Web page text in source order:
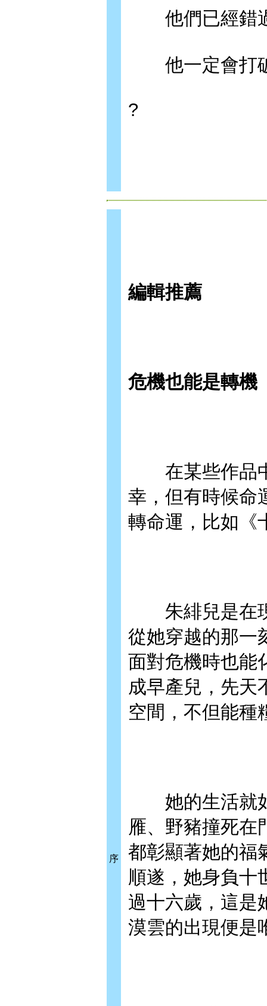
他們已經錯過
他一定會打
?
序
編輯推薦
危機也能是轉機
在某些作品中
幸，但有時候命
轉命運，比如《
朱緋兒是在現
從她穿越的那一
面對危機時也能
成早產兒，先天
空間，不但能種
她的生活就如
雁、野豬撞死在
都彰顯著她的福
順遂，她身負十
過十六歲，這是
漠雲的出現便是